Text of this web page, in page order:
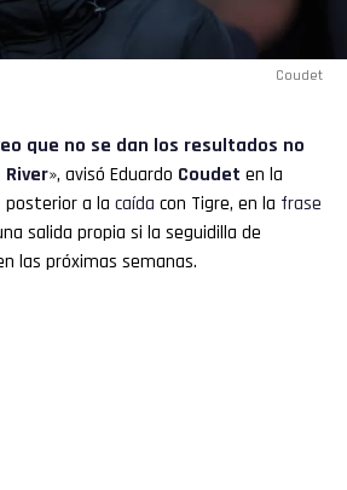
Coudet
que no se dan los resultados no
River», avisó Eduardo Coudet en la
posterior a la caída con Tigre, en la frase
salida propia si la seguidilla de
las próximas semanas.